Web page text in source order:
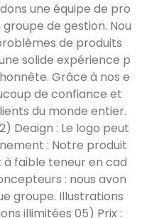
une équipe de pro
de gestion. Nou
de produits
solide expérience p
Grâce à nos e
de confiance et
du monde entier.
Deaign : Le logo peut
: Notre produit
à faible teneur en cad
: nous avon
groupe. Illustrations
illimitées 05) Prix :